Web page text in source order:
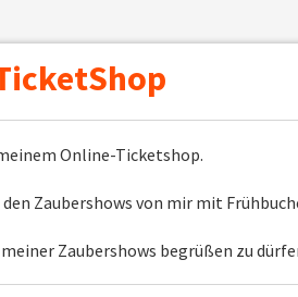
Online-Ticketshop.
Zaubershows von mir mit
Zaubershows begrüßen zu